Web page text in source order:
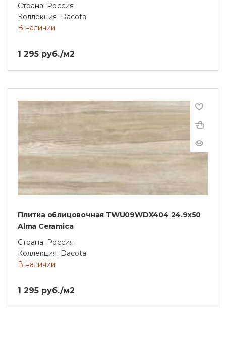
Страна: Россия
Коллекция: Dacota
В наличии
1 295 руб./м2
Плитка облицовочная TWU09WDX404 24.9х50
Alma Ceramica
Страна: Россия
Коллекция: Dacota
В наличии
1 295 руб./м2